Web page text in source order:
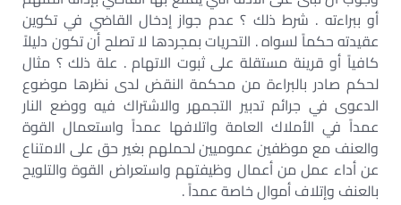
أو ببراءته . شرط ذلك ؟ عدم جواز إدخال القاضي في تكوين
عقيدته حكماً لسواه . التحريات بمجردها لا تصلح أن تكون دليلاً
كافياً أو قرينة مستقلة على ثبوت الاتهام . علة ذلك ؟ مثال
لحكم صادر بالبراءة من محكمة النقض لدى نظرها موضوع
الدعوى في جرائم تدبير التجمهر والاشتراك فيه ووضع النار
عمداً في الأملاك العامة واتلافها عمداً واستعمال القوة
والعنف مع موظفين عموميين لحملهم بغير حق على الامتناع
عن أداء عمل من أعمال وظيفتهم واستعراض القوة والتلويح
بالعنف وإتلاف أموال خاصة عمداً .